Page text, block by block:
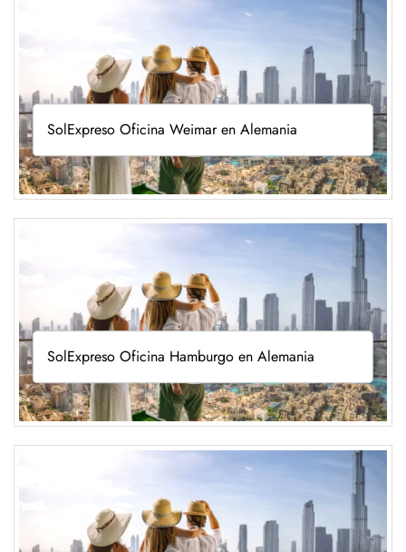
SolExpreso Oficina Weimar en Alemania
SolExpreso Oficina Hamburgo en Alemania